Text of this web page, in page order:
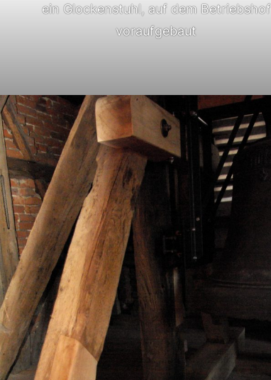
ein Glockenstuhl, auf dem Betriebshof
voraufgebaut